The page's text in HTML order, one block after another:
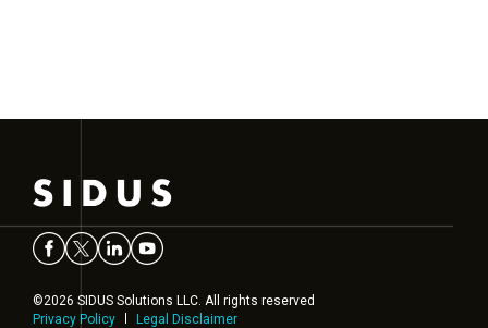
©2026 SIDUS Solutions LLC. All rights reserved
Privacy Policy
Legal Disclaimer